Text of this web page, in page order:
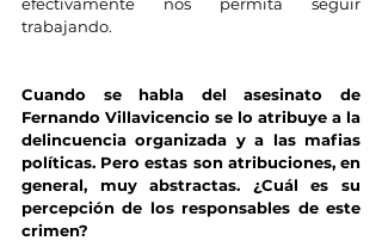
trabajando.
Cuando se habla del asesinato de
Fernando Villavicencio se lo atribuye a la
delincuencia organizada y a las mafias
políticas. Pero estas son atribuciones, en
general, muy abstractas. ¿Cuál es su
percepción de los responsables de este
crimen?